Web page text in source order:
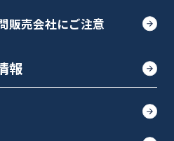
販売会社にご注意
報